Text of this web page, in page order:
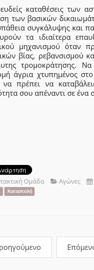
καταθέσεις των
των βασικών
συγκάλυψης και
τα ιδιαίτερα
μηχανισμού όταν
βίας, ρεβανσισμού
τρομοκράτησης.
άγρια χτυπημένος
να πρέπει να
σου απέναντι σε ένα
Ομάδα Αγώνες
Καταστολή